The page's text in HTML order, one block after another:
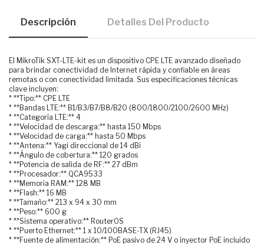
Descripción Detalles Del Producto
El MikroTik SXT-LTE-kit es un dispositivo CPE LTE avanzado diseñado
para brindar conectividad de Internet rápida y confiable en áreas
remotas o con conectividad limitada. Sus especificaciones técnicas
clave incluyen:
* **Tipo:** CPE LTE
* **Bandas LTE:** B1/B3/B7/B8/B20 (800/1800/2100/2600 MHz)
* **Categoría LTE:** 4
* **Velocidad de descarga:** hasta 150 Mbps
* **Velocidad de carga:** hasta 50 Mbps
* **Antena:** Yagi direccional de 14 dBi
* **Ángulo de cobertura:** 120 grados
* **Potencia de salida de RF:** 27 dBm
* **Procesador:** QCA9533
* **Memoria RAM:** 128 MB
* **Flash:** 16 MB
* **Tamaño:** 213 x 94 x 30 mm
* **Peso:** 600 g
* **Sistema operativo:** RouterOS
* **Puerto Ethernet:** 1 x 10/100BASE-TX (RJ45)
* **Fuente de alimentación:** PoE pasivo de 24 V o inyector PoE incluido